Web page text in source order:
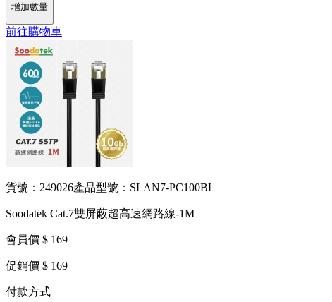
增加數量
前往購物車
貨號：249026產品型號：SLAN7-PC100BL
Soodatek Cat.7雙屏蔽超高速網路線-1M
會員價 $ 169
促銷價 $ 169
付款方式